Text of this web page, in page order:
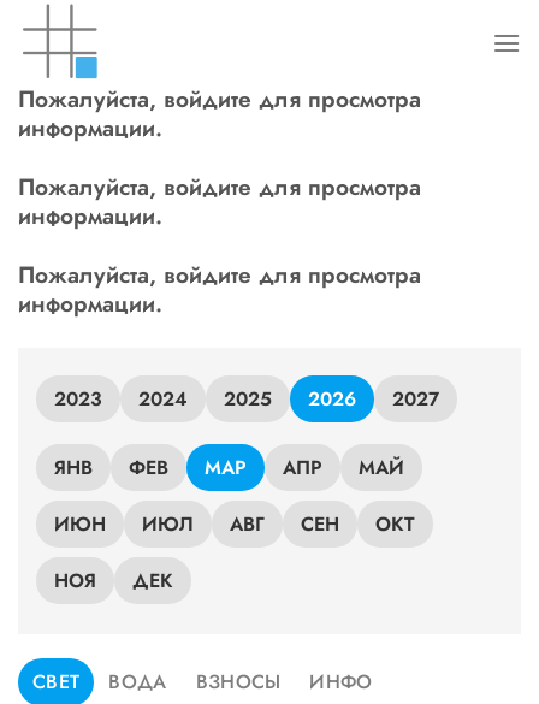
content
Пожалуйста, войдите для просмотра
информации.
Пожалуйста, войдите для просмотра
информации.
Пожалуйста, войдите для просмотра
информации.
2023 2024 2025 2026 2027
ЯНВ ФЕВ МАР АПР МАЙ
ИЮН ИЮЛ АВГ СЕН ОКТ
НОЯ ДЕК
СВЕТ ВОДА ВЗНОСЫ ИНФО